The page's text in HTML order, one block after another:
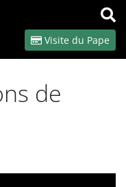
OK
Visite du Pape
de